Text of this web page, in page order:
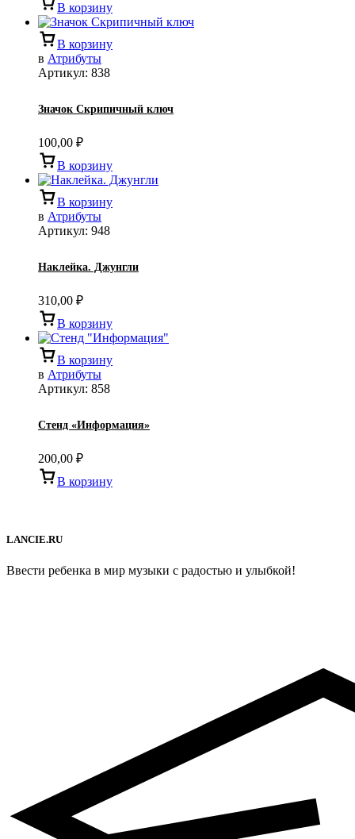
В корзину
В корзину
в Атрибуты
Артикул: 838
Значок Скрипичный ключ
100,00 ₽
В корзину
В корзину
в Атрибуты
Артикул: 948
Наклейка. Джунгли
310,00 ₽
В корзину
В корзину
в Атрибуты
Артикул: 858
Стенд «Информация»
200,00 ₽
В корзину
LANCIE.RU
Ввести ребенка в мир музыки с радостью и улыбкой!